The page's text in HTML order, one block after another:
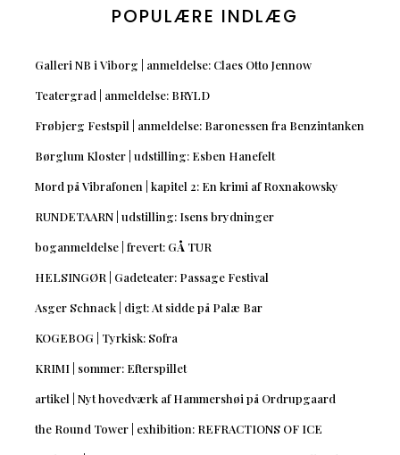
POPULÆRE INDLÆG
Galleri NB i Viborg | anmeldelse: Claes Otto Jennow
Teatergrad | anmeldelse: BRYLD
Frøbjerg Festspil | anmeldelse: Baronessen fra Benzintanken
Børglum Kloster | udstilling: Esben Hanefelt
Mord på Vibrafonen | kapitel 2: En krimi af Roxnakowsky
RUNDETAARN | udstilling: Isens brydninger
boganmeldelse | frevert: GÅ TUR
HELSINGØR | Gadeteater: Passage Festival
Asger Schnack | digt: At sidde på Palæ Bar
KOGEBOG | Tyrkisk: Sofra
KRIMI | sommer: Efterspillet
artikel | Nyt hovedværk af Hammershøi på Ordrupgaard
the Round Tower | exhibition: REFRACTIONS OF ICE